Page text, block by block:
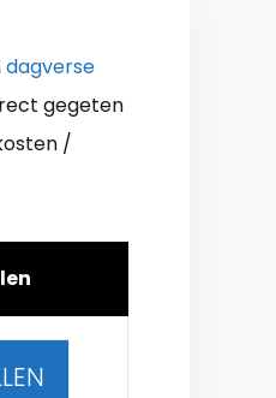
dagverse
gegeten
/